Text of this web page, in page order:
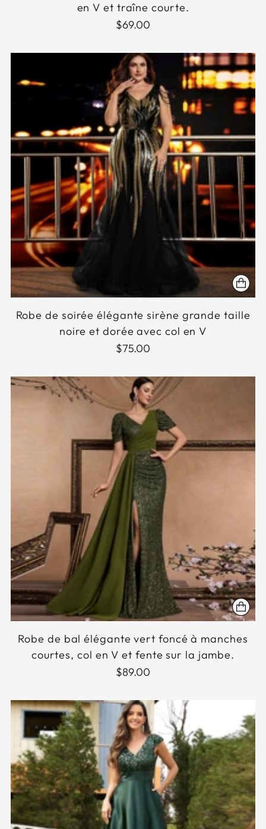
en V et traîne courte.
$69.00
Robe de soirée élégante sirène grande taille
noire et dorée avec col en V
$75.00
Robe de bal élégante vert foncé à manches
courtes, col en V et fente sur la jambe.
$89.00